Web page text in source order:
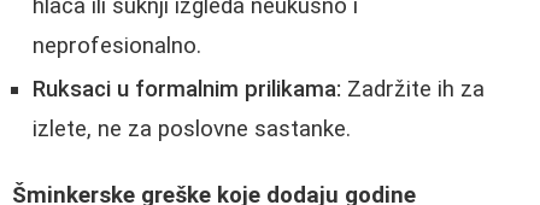
hlača ili suknji izgleda neukusno i
neprofesionalno.
Ruksaci u formalnim prilikama: Zadržite ih za
izlete, ne za poslovne sastanke.
Šminkerske greške koje dodaju godine